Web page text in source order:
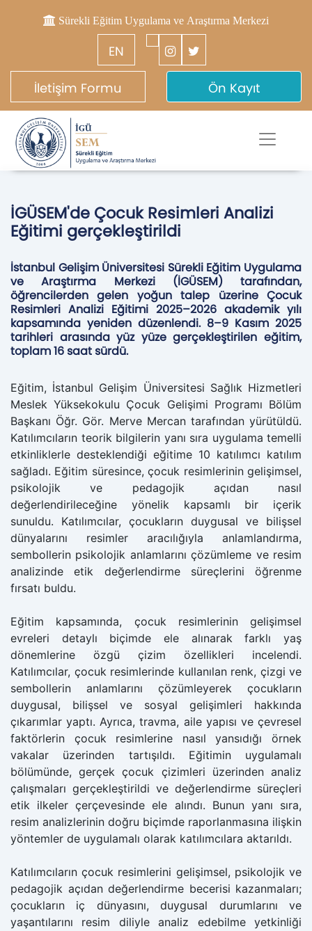
Sürekli Eğitim Uygulama ve Araştırma Merkezi
EN
İletişim Formu Ön Kayıt
İGÜSEM'de Çocuk Resimleri Analizi
Eğitimi gerçekleştirildi
İstanbul Gelişim Üniversitesi Sürekli Eğitim Uygulama
ve Araştırma Merkezi (İGÜSEM) tarafından,
öğrencilerden gelen yoğun talep üzerine Çocuk
Resimleri Analizi Eğitimi 2025–2026 akademik yılı
kapsamında yeniden düzenlendi. 8–9 Kasım 2025
tarihleri arasında yüz yüze gerçekleştirilen eğitim,
toplam 16 saat sürdü.
Eğitim, İstanbul Gelişim Üniversitesi Sağlık Hizmetleri
Meslek Yüksekokulu Çocuk Gelişimi Programı Bölüm
Başkanı Öğr. Gör. Merve Mercan tarafından yürütüldü.
Katılımcıların teorik bilgilerin yanı sıra uygulama temelli
etkinliklerle desteklendiği eğitime 10 katılımcı katılım
sağladı. Eğitim süresince, çocuk resimlerinin gelişimsel,
psikolojik ve pedagojik açıdan nasıl
değerlendirileceğine yönelik kapsamlı bir içerik
sunuldu. Katılımcılar, çocukların duygusal ve bilişsel
dünyalarını resimler aracılığıyla anlamlandırma,
sembollerin psikolojik anlamlarını çözümleme ve resim
analizinde etik değerlendirme süreçlerini öğrenme
fırsatı buldu.
Eğitim kapsamında, çocuk resimlerinin gelişimsel
evreleri detaylı biçimde ele alınarak farklı yaş
dönemlerine özgü çizim özellikleri incelendi.
Katılımcılar, çocuk resimlerinde kullanılan renk, çizgi ve
sembollerin anlamlarını çözümleyerek çocukların
duygusal, bilişsel ve sosyal gelişimleri hakkında
çıkarımlar yaptı. Ayrıca, travma, aile yapısı ve çevresel
faktörlerin çocuk resimlerine nasıl yansıdığı örnek
vakalar üzerinden tartışıldı. Eğitimin uygulamalı
bölümünde, gerçek çocuk çizimleri üzerinden analiz
çalışmaları gerçekleştirildi ve değerlendirme süreçleri
etik ilkeler çerçevesinde ele alındı. Bunun yanı sıra,
resim analizlerinin doğru biçimde raporlanmasına ilişkin
yöntemler de uygulamalı olarak katılımcılara aktarıldı.
Katılımcıların çocuk resimlerini gelişimsel, psikolojik ve
pedagojik açıdan değerlendirme becerisi kazanmaları;
çocukların iç dünyasını, duygusal durumlarını ve
yaşantılarını resim diliyle analiz edebilme yetkinliği